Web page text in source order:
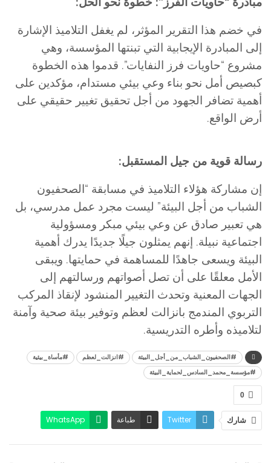
في خضم هذا التقرير المؤثر، لم يغفل التلاميذ الإشارة
إلى المبادرة الإيجابية التي تبنتها المؤسسة، وهي
مشروع “حاويات فرز النفايات”. قدموا هذه الخطوة
كبصيص أمل نحو بناء وعي بيئي مستدام، مؤكدين على
أهمية تضافر الجهود من أجل تحقيق تغيير حقيقي على
أرض الواقع.
رسالة قوية من جيل المستقبل:
إن مشاركة هؤلاء التلاميذ في مسابقة “الصحفيون
الشباب من أجل البيئة” ليست مجرد عمل مدرسي، بل
هي تعبير صادق عن وعي بيئي مبكر ومسؤولية
اجتماعية نبيلة. إنهم يمثلون جيلًا جديدًا يدرك أهمية
البيئة ويسعى جاهدًا للمساهمة في حمايتها. ويبقى
الأمل معلقًا على أن تصل أصواتهم ورسالتهم إلى
الجهات المعنية وتحدث التغيير المنشود لإنقاذ المركب
التربوي المندمج بانزالت لعظم وتوفير بيئة صحية وآمنة
لتلاميذه وأطره التدريسية.
#الصحفيون_الشباب_من_أجل_البيئة #انزالت_لعظم
#مأساة_بيئية
#مؤسسة_محمد_السادس_لحماية_البيئة
0
شارك Twitter طباعة
WhatsApp